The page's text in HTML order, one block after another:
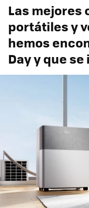
Las mejores
portátiles y
hemos
Day y que